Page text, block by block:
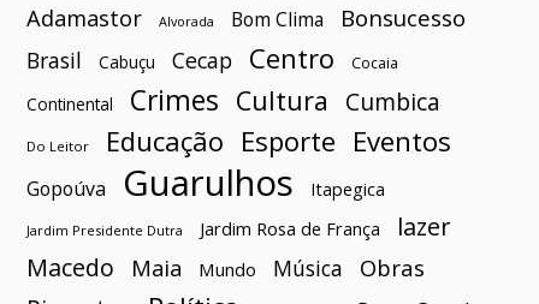
Adamastor Alvorada Bom Clima Bonsucesso
Brasil Cabuçu Cecap Centro Cocaia
Continental Crimes Cultura Cumbica
Do Leitor Educação Esporte Eventos
Gopoúva Guarulhos Itapegica
Jardim Presidente Dutra Jardim Rosa de França
lazer
Macedo
Maia Mundo Música Obras